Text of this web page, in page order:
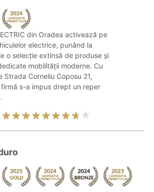
din Oradea activează pe
electrice, punând la
o selecție extinsă de produse și
mobilității moderne. Cu
Strada Corneliu Coposu 21,
s-a impus drept un reper